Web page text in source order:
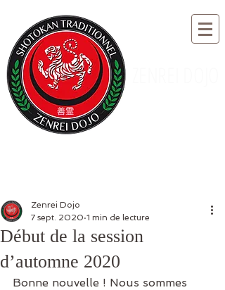
Début de la session
d’automne 2020
Zenrei Dojo
7 sept. 2020 1 min de lecture
Bonne nouvelle ! Nous sommes